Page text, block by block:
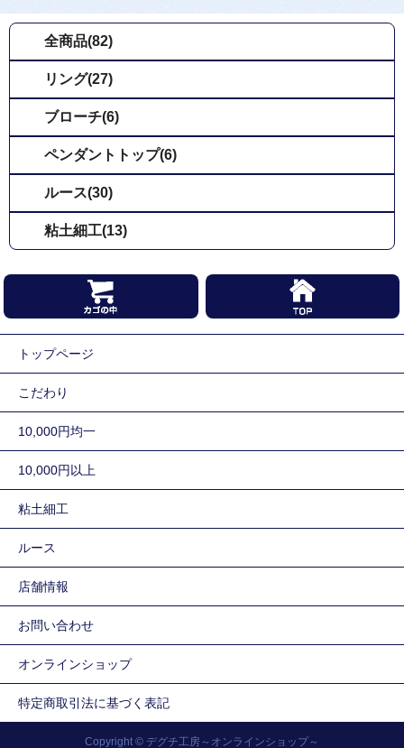
全商品(82)
リング(27)
ブローチ(6)
ペンダントトップ(6)
ルース(30)
粘土細工(13)
トップページ
こだわり
10,000円均一
10,000円以上
粘土細工
ルース
店舗情報
お問い合わせ
オンラインショップ
特定商取引法に基づく表記
Copyright © デグチ工房～オンラインショップ～